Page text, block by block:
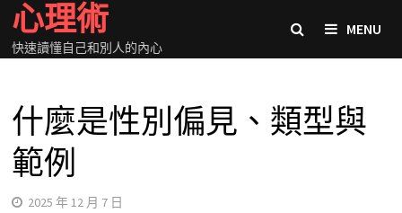
Skip
content
心理術
快速讀懂自己和別人的內心
MENU
什麼是性別偏見、類型與
範例
2025 年 12 月 7 日